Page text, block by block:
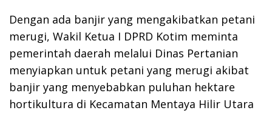
Dengan ada banjir yang mengakibatkan petani
merugi, Wakil Ketua I DPRD Kotim meminta
pemerintah daerah melalui Dinas Pertanian
menyiapkan untuk petani yang merugi akibat
banjir yang menyebabkan puluhan hektare
hortikultura di Kecamatan Mentaya Hilir Utara